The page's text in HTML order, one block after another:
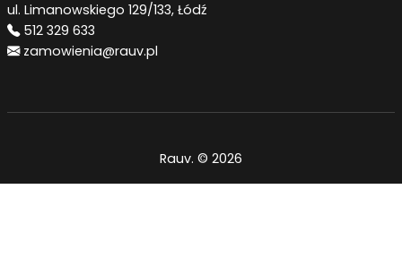
ul. Limanowskiego 129/133, Łódź
512 329 633
zamowienia@rauv.pl
Rauv. © 2026